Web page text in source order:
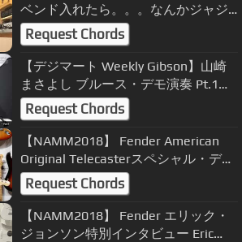
ベンド入れたら。。。なんかジャジ
ーになってしまった。/ トモ藤田
Request Chords
【デジマート Weekly Gibson】山崎
まさよし ブルース・デモ演奏 Pt.1〜
Gibson Brands Showroom
Request Chords
【NAMM2018】 Fender American
Original Telecasterスペシャル・デモ
ンストレーション by TOMO
FUJITA【デジマート・マガジン】
Request Chords
【NAMM2018】 Fender エリック・
ジョンソン特別インタビュー Eric